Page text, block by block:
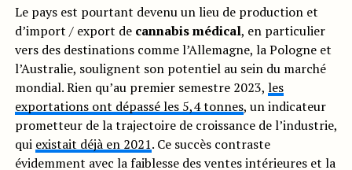
Le pays est pourtant devenu un lieu de production et
d’import / export de cannabis médical, en particulier
vers des destinations comme l’Allemagne, la Pologne et
l’Australie, soulignent son potentiel au sein du marché
mondial. Rien qu’au premier semestre 2023, les
exportations ont dépassé les 5,4 tonnes, un indicateur
prometteur de la trajectoire de croissance de l’industrie,
qui existait déjà en 2021. Ce succès contraste
évidemment avec la faiblesse des ventes intérieures et la